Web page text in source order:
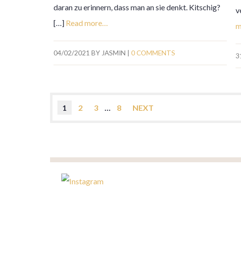
daran zu erinnern, dass man an sie denkt. Kitschig?
[…] Read more…
04/02/2021 BYJASMIN |0 COMMENTS
1 2 3 … 8 NEXT